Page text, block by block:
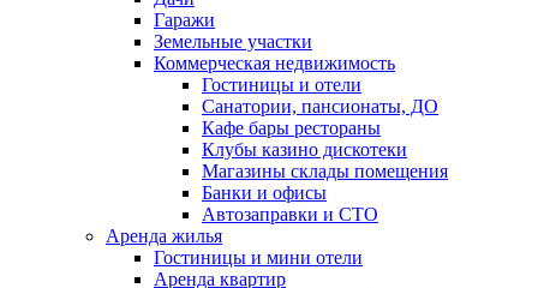
Гаражи
Земельные участки
Коммерческая недвижимость
Гостиницы и отели
Санатории, пансионаты, ДО
Кафе бары рестораны
Клубы казино дискотеки
Магазины склады помещения
Банки и офисы
Автозаправки и СТО
Аренда жилья
Гостиницы и мини отели
Аренда квартир